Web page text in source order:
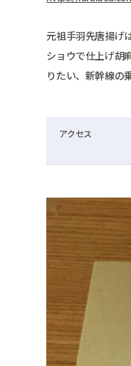
元祖手羽先唐揚げ
ショウで仕上げ胡
りたい、新幹線の
アクセス